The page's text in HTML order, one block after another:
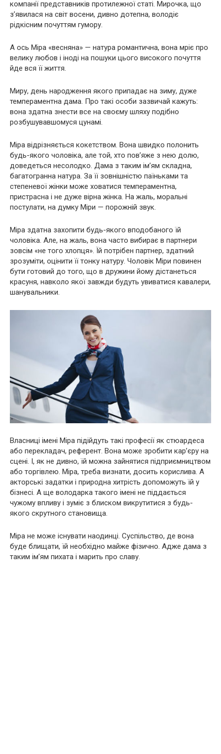
компанії представників протилежної статі. Мирочка, що
з’явилася на світ восени, дивно дотепна, володіє
рідкісним почуттям гумору.
А ось Міра «весняна» — натура романтична, вона мріє про
велику любов і іноді на пошуки цього високого почуття
йде вся її життя.
Миру, день народження якого припадає на зиму, дуже
темпераментна дама. Про такі особи зазвичай кажуть:
вона здатна знести все на своєму шляху подібно
розбушувавшомуся цунамі.
Міра відрізняється кокетством. Вона швидко полонить
будь-якого чоловіка, але той, хто пов’яже з нею долю,
доведеться несолодко. Дама з таким ім’ям складна,
багатогранна натура. За її зовнішністю паїньками та
степеневої жінки може ховатися темпераментна,
пристрасна і не дуже вірна жінка. На жаль, моральні
постулати, на думку Міри — порожній звук.
Міра здатна захопити будь-якого вподобаного їй
чоловіка. Але, на жаль, вона часто вибирає в партнери
зовсім «не того хлопця». Їй потрібен партнер, здатний
зрозуміти, оцінити її тонку натуру. Чоловік Міри повинен
бути готовий до того, що в дружини йому дістанеться
красуня, навколо якої завжди будуть увиватися кавалери,
шанувальники.
Власниці імені Міра підійдуть такі професії як стюардеса
або перекладач, референт. Вона може зробити кар’єру на
сцені. І, як не дивно, їй можна зайнятися підприємництвом
або торгівлею. Міра, треба визнати, досить корислива. А
акторські задатки і природна хитрість допоможуть їй у
бізнесі. А ще володарка такого імені не піддається
чужому впливу і зуміє з блиском викрутитися з будь-
якого скрутного становища.
Міра не може існувати наодинці. Суспільство, де вона
буде блищати, їй необхідно майже фізично. Адже дама з
таким ім’ям пихата і марить про славу.